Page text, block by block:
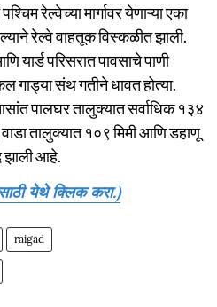
रेल्वेच्या मार्गावर येणाऱ्या एका
रेल्वे वाहतूक विस्कळीत झाली.
यार्ड परिसरात पावसाचे पाणी
गाड्या संथ गतीने धावत होत्या.
पालघर तालुक्यात सर्वाधिक १३४
तालुक्यात १०९ मिमी आणि डहाणू
झाली आहे.
येथे क्लिक करा.)
raigad